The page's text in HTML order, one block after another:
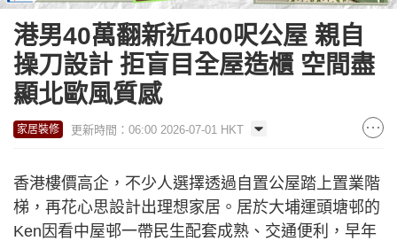
港男40萬翻新近400呎公屋 親自
操刀設計 拒盲目全屋造櫃 空間盡
顯北歐風質感
家居裝修 更新時間：06:00 2026-07-01 HKT
香港樓價高企，不少人選擇透過自置公屋踏上置業階
梯，再花心思設計出理想家居。居於大埔運頭塘邨的
Ken因看中屋邨一帶民生配套成熟、交通便利，早年